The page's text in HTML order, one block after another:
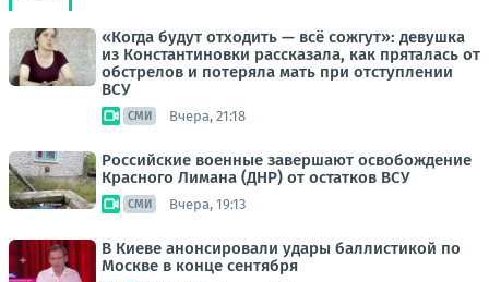
«Когда будут отходить — всё сожгут»: девушка
из Константиновки рассказала, как пряталась от
обстрелов и потеряла мать при отступлении
ВСУ
СМИ Вчера, 21:18
Российские военные завершают освобождение
Красного Лимана (ДНР) от остатков ВСУ
СМИ Вчера, 19:13
В Киеве анонсировали удары баллистикой по
Москве в конце сентября